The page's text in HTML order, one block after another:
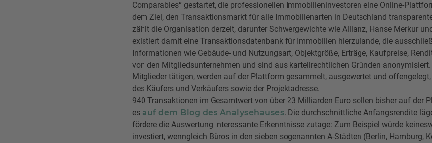
Comparables“ gestartet, die professionellen Immobilieninvestoren eine Online-
dem Ziel, den Transaktionsmarkt für alle Immobilienarten in Deutschland
zählt die Organisation derzeit, darunter Schwergewichte wie Allianz, Hanse Merkur
existiert damit eine Transaktionsdatenbank für Immobilien hierzulande, die
Informationen wie Gebäude- und Nutzungsart, Objektgröße, Erträge, Kaufpreise,
von den Mitgliedsunternehmen und sind aus kartellrechtlichen Gründen
Mitglieder tätigen, werden auf der Plattform gesammelt, ausgewertet und
des Käufers und Verkäufers sowie der Projektadresse.
940 Transaktionen im Gesamtwert von über 23 Milliarden Euro sollen bisher auf der
es auf dem Blog des Analysehauses. Die durchschnittliche Anfangsrendite
fördere die Auswertung interessante Erkenntnisse zutage: Zum Beispiel würde
investiert, wenngleich Büros in den sieben sogenannten A-Städten (Berlin, Hamburg,